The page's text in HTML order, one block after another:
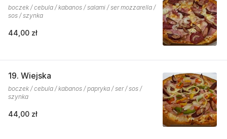
boczek / cebula / kabanos / salami / ser mozzarella /
sos / szynka
44,00 zł
19. Wiejska
boczek / cebula / kabanos / papryka / ser / sos /
szynka
44,00 zł